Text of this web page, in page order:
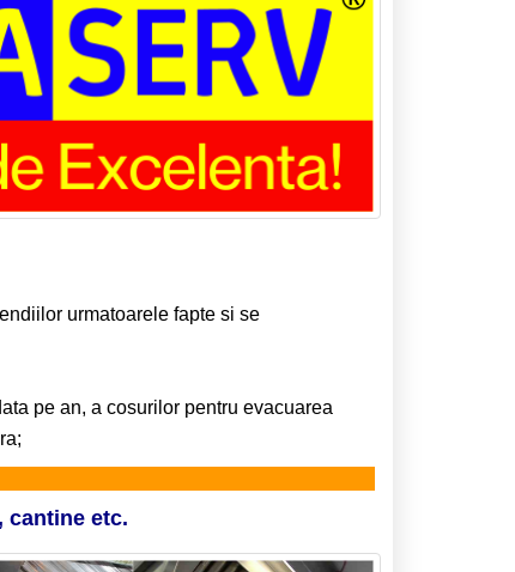
urmatoarele fapte si se
pe an, a cosurilor pentru evacuarea
cantine etc.